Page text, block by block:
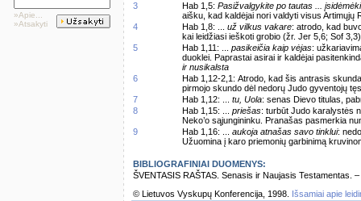
»Apie...
»Atsakyti
3
Hab 1,5: Pasižvalgykite po tautas ...
aišku, kad kaldėjai nori valdyti visus Artimųjų
4
Hab 1,8: ... už vilkus vakare: atrodo, kad
kai leidžiasi ieškoti grobio (žr. Jer 5,6; Sof
5
Hab 1,11: ... pasikeičia kaip vėjas:
duoklei. Paprastai asirai ir kaldėjai
ir nusikalsta
6
Hab 1,12-2,1: Atrodo, kad šis antrasis
pirmojo skundo dėl nedorų Judo gyventojų
7
Hab 1,12: ... tu, Uola: senas Dievo titulas,
8
Hab 1,15: ... priešas: turbūt Judo karalystės
Neko’o sąjungininku. Pranašas pasmerkia
9
Hab 1,16: ... aukoja atnašas savo tinklui:
Užuomina į karo priemonių garbinimą
BIBLIOGRAFINIAI DUOMENYS:
ŠVENTASIS RAŠTAS. Senasis ir Naujasis Testamentas.
© Lietuvos Vyskupų Konferencija, 1998.
Išsamiai apie